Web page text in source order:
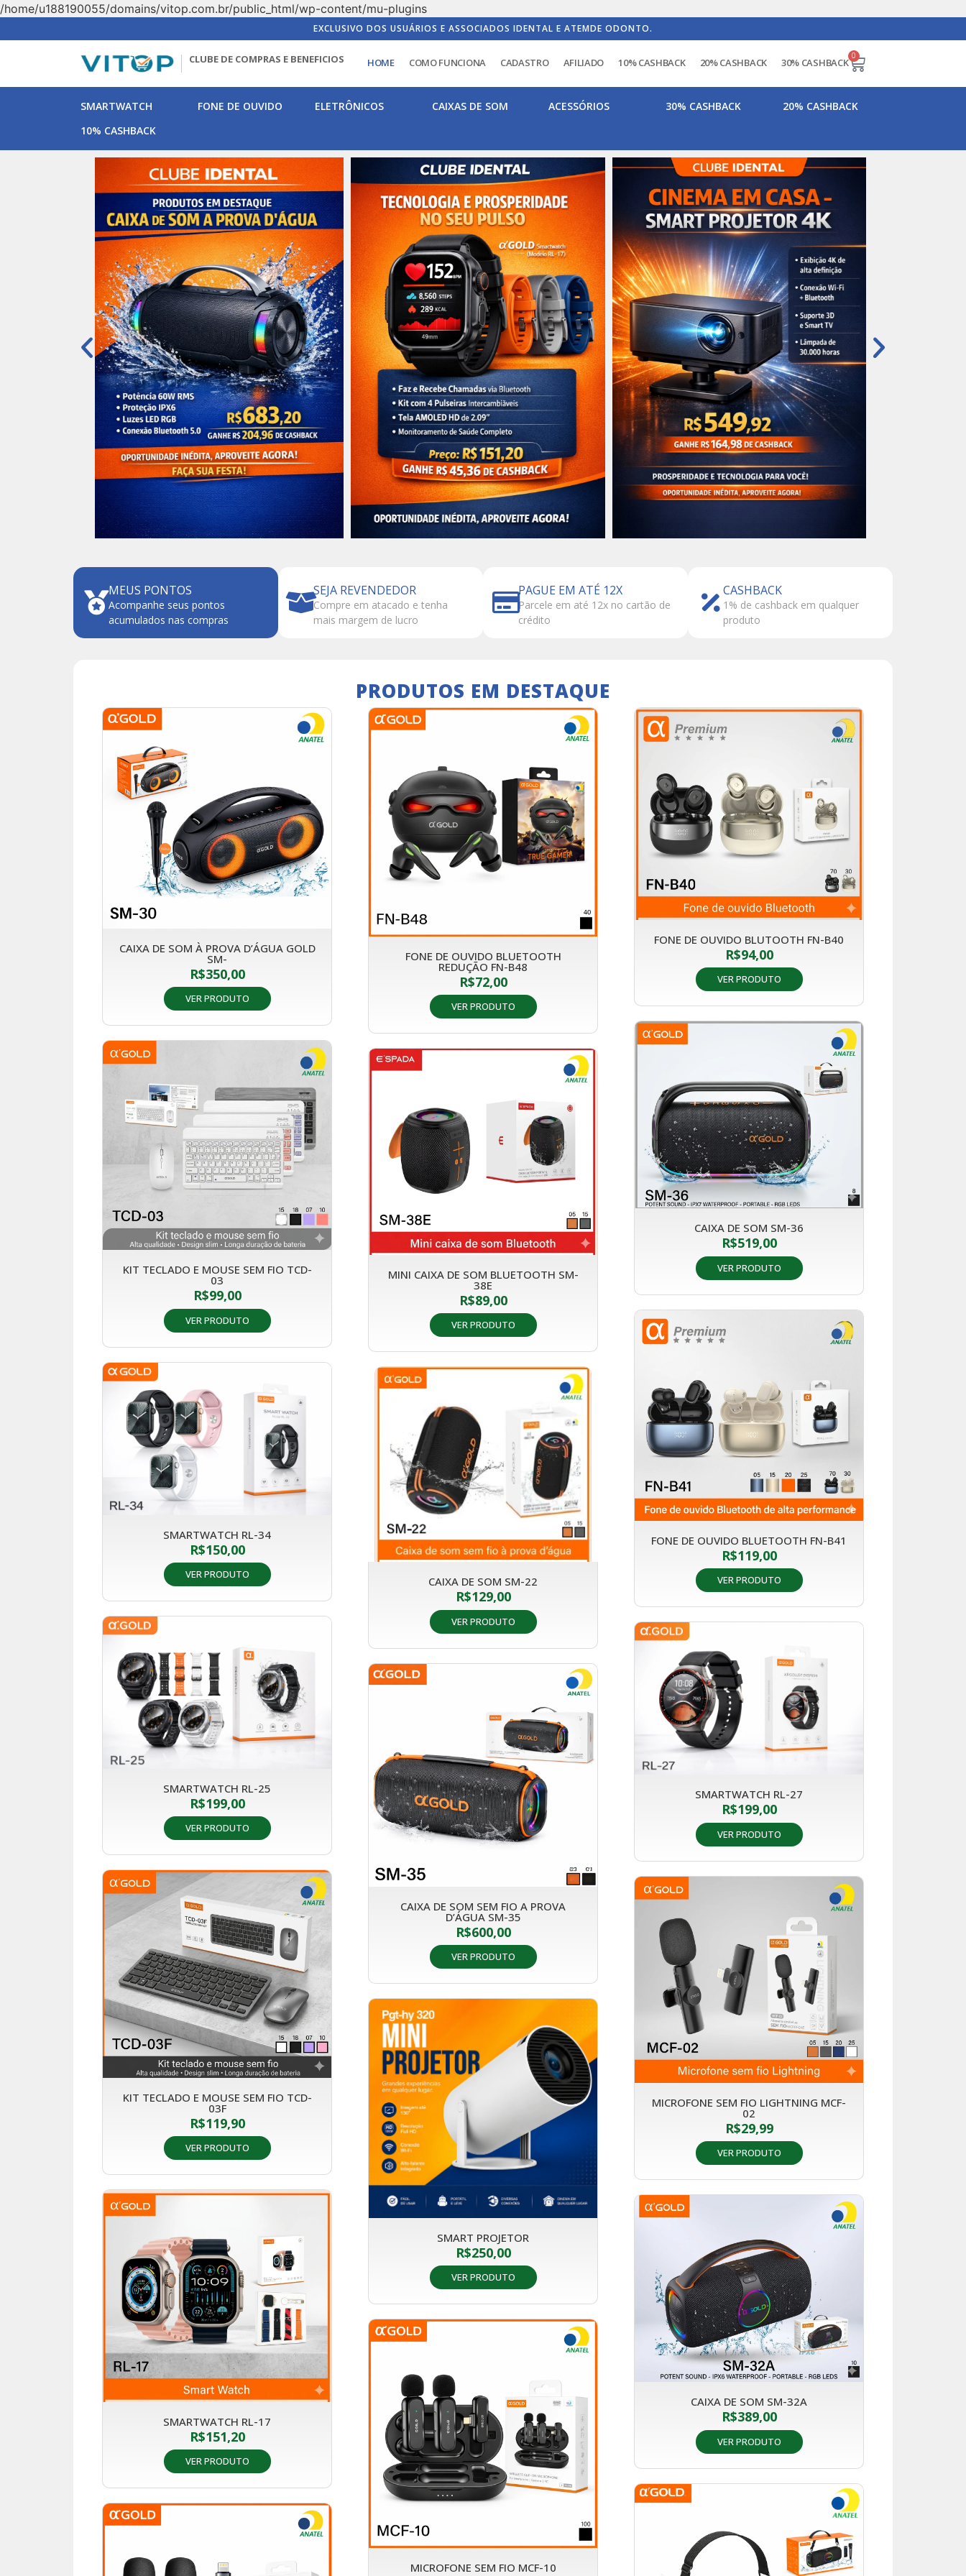
/home/u188190055/domains/vitop.com.br/public_html/wp-content/mu-plugins
EXCLUSIVO DOS USUÁRIOS E ASSOCIADOS IDENTAL E ATEMDE ODONTO.
CLUBE DE COMPRAS E BENEFICIOS HOME COMO FUNCIONA CADASTRO AFILIADO 10% CASHBACK 20% CASHBACK 30% CASHBACK
0
SMARTWATCH FONE DE OUVIDO ELETRÔNICOS CAIXAS DE SOM ACESSÓRIOS 30% CASHBACK
20% CASHBACK
10% CASHBACK
MEUS PONTOS
Acompanhe seus pontos
acumulados nas compras
SEJA REVENDEDOR
Compre em atacado e tenha
mais margem de lucro
PAGUE EM ATÉ 12X
Parcele em até 12x no cartão de
crédito
CASHBACK
1% de cashback em qualquer
produto
PRODUTOS EM DESTAQUE
CAIXA DE SOM À PROVA D’ÁGUA GOLD
SM-
R$350,00
VER PRODUTO
FONE DE OUVIDO BLUETOOTH
REDUÇÃO FN-B48
R$72,00
VER PRODUTO
FONE DE OUVIDO BLUTOOTH FN-B40
R$94,00
VER PRODUTO
KIT TECLADO E MOUSE SEM FIO TCD-
03
R$99,00
VER PRODUTO
MINI CAIXA DE SOM BLUETOOTH SM-
38E
R$89,00
VER PRODUTO
CAIXA DE SOM SM-36
R$519,00
VER PRODUTO
SMARTWATCH RL-34
R$150,00
VER PRODUTO
CAIXA DE SOM SM-22
R$129,00
VER PRODUTO
FONE DE OUVIDO BLUETOOTH FN-B41
R$119,00
VER PRODUTO
SMARTWATCH RL-25
R$199,00
VER PRODUTO
CAIXA DE SOM SEM FIO A PROVA
D’ÁGUA SM-35
R$600,00
VER PRODUTO
SMARTWATCH RL-27
R$199,00
VER PRODUTO
KIT TECLADO E MOUSE SEM FIO TCD-
03F
R$119,90
VER PRODUTO
SMART PROJETOR
R$250,00
VER PRODUTO
MICROFONE SEM FIO LIGHTNING MCF-
02
R$29,99
VER PRODUTO
SMARTWATCH RL-17
R$151,20
VER PRODUTO
MICROFONE SEM FIO MCF-10
CAIXA DE SOM SM-32A
R$389,00
VER PRODUTO